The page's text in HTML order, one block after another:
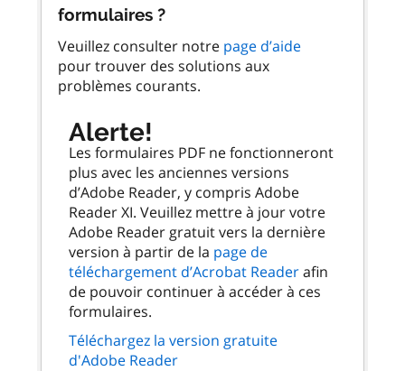
formulaires ?
Veuillez consulter notre page d’aide
pour trouver des solutions aux
problèmes courants.
Alerte!
Les formulaires PDF ne fonctionneront
plus avec les anciennes versions
d’Adobe Reader, y compris Adobe
Reader XI. Veuillez mettre à jour votre
Adobe Reader gratuit vers la dernière
version à partir de la page de
téléchargement d’Acrobat Readerafin
de pouvoir continuer à accéder à ces
formulaires.
Téléchargez la version gratuite
d'Adobe Reader